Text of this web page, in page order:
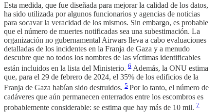
Esta medida, que fue diseñada para mejorar la calidad de los datos,
ha sido utilizada por algunos funcionarios y agencias de noticias
para socavar la veracidad de los mismos. Sin embargo, es probable
que el número de muertes notificadas sea una subestimación. La
organización no gubernamental Airwars lleva a cabo evaluaciones
detalladas de los incidentes en la Franja de Gaza y a menudo
descubre que no todos los nombres de las víctimas identificables
están incluidos en la lista del Ministerio. 6 Además, la ONU estima
que, para el 29 de febrero de 2024, el 35% de los edificios de la
Franja de Gaza habían sido destruidos. 5 Por lo tanto, el número de
cadáveres que aún permanecen enterrados entre los escombros es
probablemente considerable: se estima que hay más de 10 mil. 7